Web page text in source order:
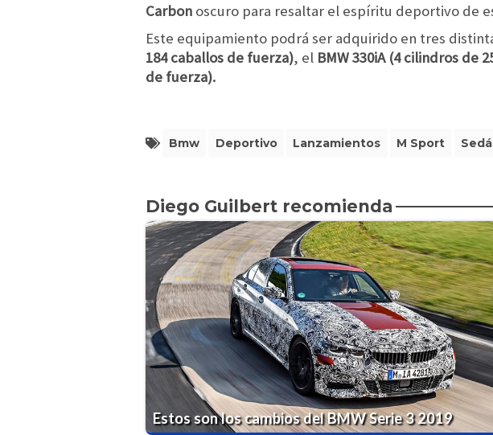
Carbon oscuro para resaltar el espíritu deportivo de
Este equipamiento podrá ser adquirido en tres
184 caballos de fuerza), el BMW 330iA (4 cilindros de
de fuerza).
Bmw Deportivo Lanzamientos M Sport
Diego Guilbert recomienda
Estos son los cambios del BMW Serie 3 2019